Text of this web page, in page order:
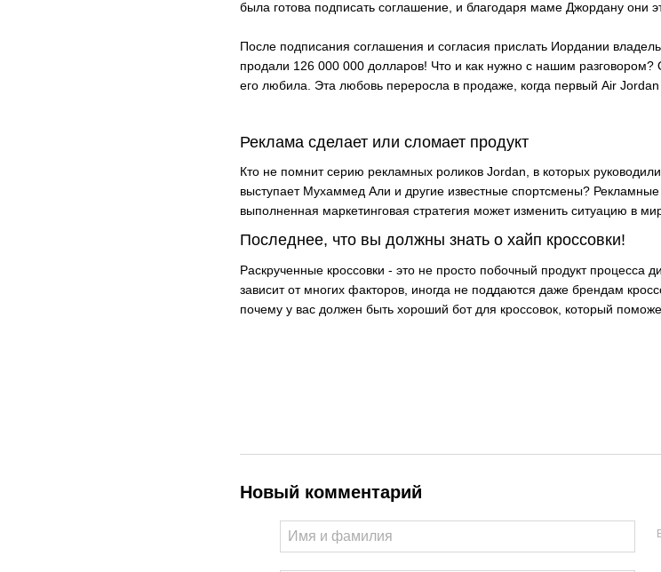
была готова подписать соглашение, и благодаря маме Джордану они
После подписания соглашения и согласия прислать Иордании
продали 126 000 000 долларов! Что и как нужно с нашим
его любила. Эта любовь переросла в продаже, когда первый Air
Реклама сделает или сломает продукт
Кто не помнит серию рекламных роликов Jordan, в которых
выступает Мухаммед Али и другие известные спортсмены?
выполненная маркетинговая стратегия может изменить ситуацию в
Последнее, что вы должны знать о хайп кроссовки!
Раскрученные кроссовки - это не просто побочный продукт процесса
зависит от многих факторов, иногда не поддаются даже брендам
почему у вас должен быть хороший бот для кроссовок, который
Новый комментарий